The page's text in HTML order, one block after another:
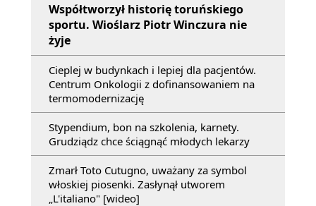
Współtworzył historię toruńskiego
sportu. Wioślarz Piotr Winczura nie
żyje
Cieplej w budynkach i lepiej dla pacjentów.
Centrum Onkologii z dofinansowaniem na
termomodernizację
Stypendium, bon na szkolenia, karnety.
Grudziądz chce ściągnąć młodych lekarzy
Zmarł Toto Cutugno, uważany za symbol
włoskiej piosenki. Zasłynął utworem
„L'italiano" [wideo]